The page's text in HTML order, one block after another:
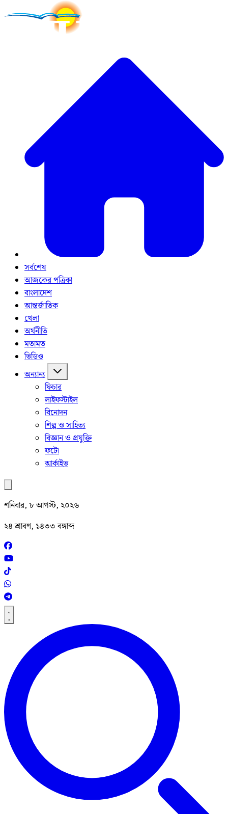
সর্বশেষ
আজকের পত্রিকা
বাংলাদেশ
আন্তর্জাতিক
খেলা
অর্থনীতি
মতামত
ভিডিও
অন্যান্য
ফিচার
লাইফস্টাইল
বিনোদন
শিল্প ও সাহিত্য
বিজ্ঞান ও প্রযুক্তি
ফটো
আর্কাইভ
শনিবার, ৮ আগস্ট, ২০২৬
২৪ শ্রাবণ, ১৪৩৩ বঙ্গাব্দ